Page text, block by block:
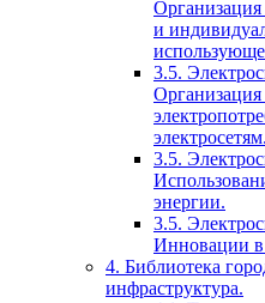
Организация
и
3.5.
электросетям.
3.5.
энергии.
3.5.
Инновации в
4. Библиотека
инфраструктура.